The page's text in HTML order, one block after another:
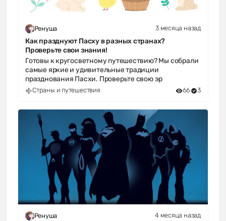
Ренуша 3 месяца назад
Как празднуют Пасху в разных странах?
Проверьте свои знания!
Готовы к кругосветному путешествию? Мы собрали
самые яркие и удивительные традиции
празднования Пасхи. Проверьте свою эр
Страны и путешествия 66 3
Ренуша 4 месяца назад